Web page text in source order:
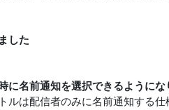
した
に名前通知を選択できるようにな
は配信者のみに名前通知する仕